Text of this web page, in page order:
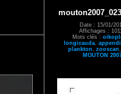
Date : 15/01/
Affichages :
Mots clés :
longicauda,
plankton
zooscan
MOUTON